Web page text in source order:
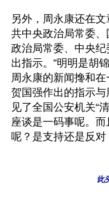
另外，周永康还在
共中央政治局常委
政治局常委、中央纪
出指示。”明明是胡
周永康的新闻搀和
贺国强作出的指示
见了全国公安机关“
座谈是一码事呢。
呢？是支持还是反对
此